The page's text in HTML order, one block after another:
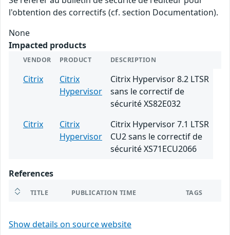
l'obtention des correctifs (cf. section Documentation).
None
Impacted products
VENDOR PRODUCT DESCRIPTION
Citrix
Citrix
Hypervisor
Citrix Hypervisor 8.2 LTSR
sans le correctif de
sécurité XS82E032
Citrix
Citrix
Hypervisor
Citrix Hypervisor 7.1 LTSR
CU2 sans le correctif de
sécurité XS71ECU2066
References
TITLE PUBLICATION TIME TAGS
Show details on source website